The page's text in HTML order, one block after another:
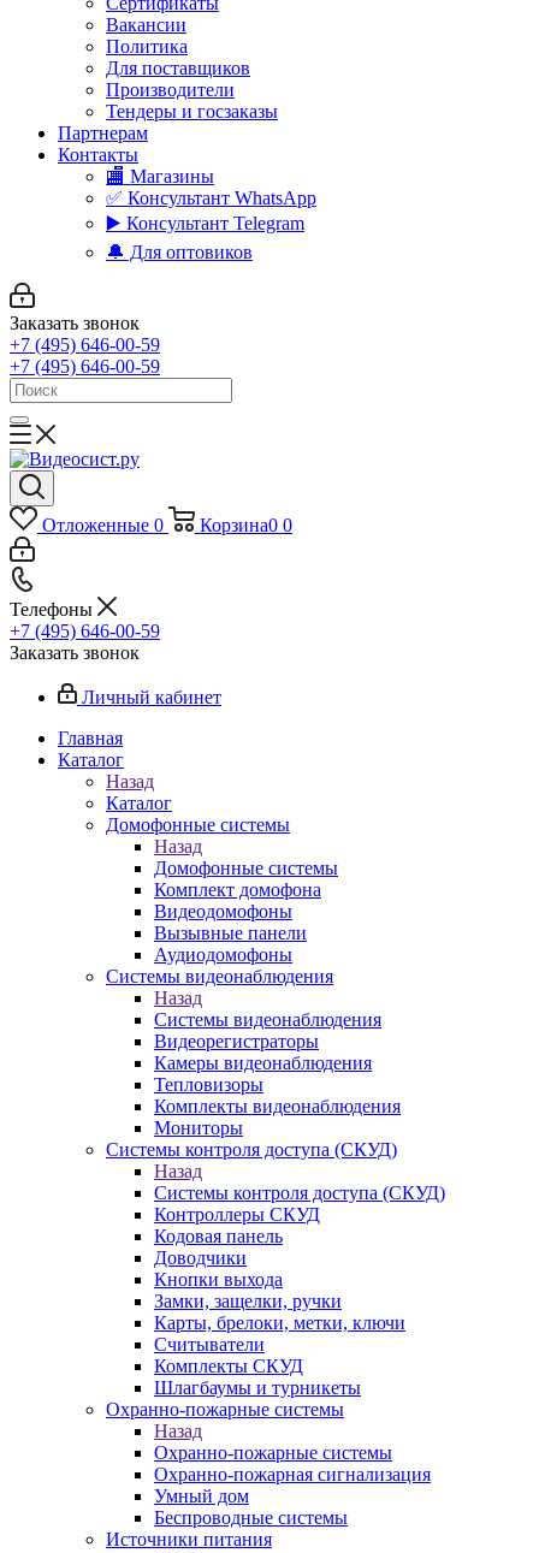
Вакансии
Политика
Для поставщиков
Производители
Тендеры и госзаказы
Партнерам
Контакты
🏬 Магазины
✅️ Консультант WhatsApp
▶️ Консультант Telegram
🔔 Для оптовиков
Заказать звонок
+7 (495) 646-00-59
+7 (495) 646-00-59
Отложенные 0 Корзина0 0
Телефоны
+7 (495) 646-00-59
Заказать звонок
Личный кабинет
Главная
Каталог
Назад
Каталог
Домофонные системы
Назад
Домофонные системы
Комплект домофона
Видеодомофоны
Вызывные панели
Аудиодомофоны
Системы видеонаблюдения
Назад
Системы видеонаблюдения
Видеорегистраторы
Камеры видеонаблюдения
Тепловизоры
Комплекты видеонаблюдения
Мониторы
Системы контроля доступа (СКУД)
Назад
Системы контроля доступа (СКУД)
Контроллеры СКУД
Кодовая панель
Доводчики
Кнопки выхода
Замки, защелки, ручки
Карты, брелоки, метки, ключи
Считыватели
Комплекты СКУД
Шлагбаумы и турникеты
Охранно-пожарные системы
Назад
Охранно-пожарные системы
Охранно-пожарная сигнализация
Умный дом
Беспроводные системы
Источники питания